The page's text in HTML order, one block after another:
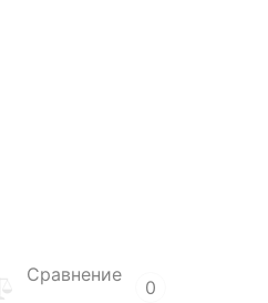
Сравнение
0